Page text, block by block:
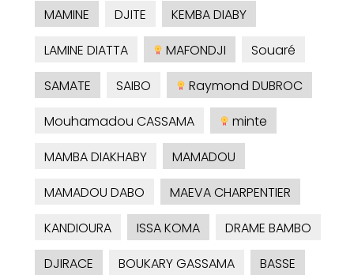
MAMINE
DJITE
KEMBA DIABY
LAMINE DIATTA
MAFONDJI
Souaré
SAMATE
SAIBO
Raymond DUBROC
Mouhamadou CASSAMA
minte
MAMBA DIAKHABY
MAMADOU
MAMADOU DABO
MAEVA CHARPENTIER
KANDIOURA
ISSA KOMA
DRAME BAMBO
DJIRACE
BOUKARY GASSAMA
BASSE